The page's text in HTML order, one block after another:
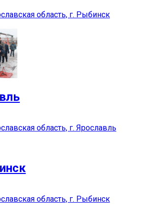
область, г. Рыбинск
область, г. Ярославль
область, г. Рыбинск